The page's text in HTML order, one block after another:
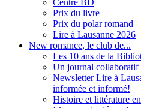
Prix du livre
Prix du polar romand
Lire à Lausanne 2026
New romance, le club de...
Les 10 ans de la
Un journal collaboratif
Newsletter Lire à
informée et informé!
Histoire et littérature